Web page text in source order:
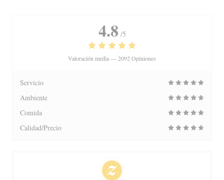
4.8 /5
Valoración media —2092 Opiniones
Servicio
Ambiente
Comida
Calidad/Precio